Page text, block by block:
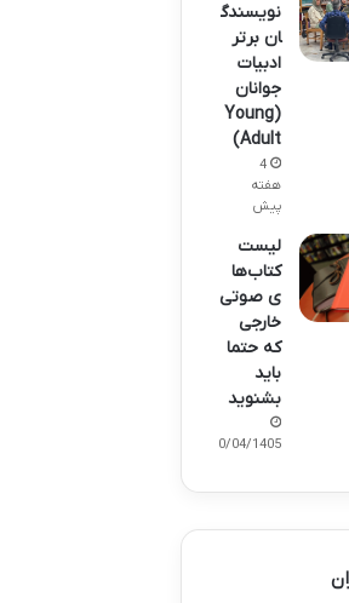
نویسندگ
ان برتر
ادبیات
جوانان
(Young
Adult)
4
هفته
پیش
لیست
کتاب‌ها
ی صوتی
خارجی
که حتما
باید
بشنوید
10/04/1405